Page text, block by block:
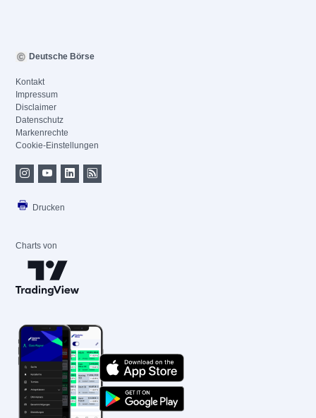
Deutsche Börse
Kontakt
Impressum
Disclaimer
Datenschutz
Markenrechte
Cookie-Einstellungen
Drucken
Charts von